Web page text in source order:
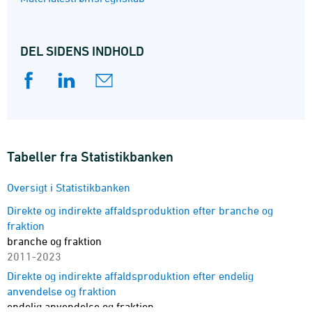
DEL SIDENS INDHOLD
Tabeller fra Statistikbanken
Oversigt i Statistikbanken
Direkte og indirekte affaldsproduktion efter branche og
fraktion
branche og fraktion
2011-2023
Direkte og indirekte affaldsproduktion efter endelig
anvendelse og fraktion
endelig anvendelse og fraktion